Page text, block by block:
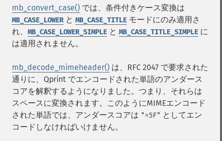
mb_convert_case() では、条件付きケース変換は
MB_CASE_LOWERと MB_CASE_TITLE モードにのみ適用さ
れ、 MB_CASE_LOWER_SIMPLE と MB_CASE_TITLE_SIMPLE に
は適用されません。
mb_decode_mimeheader() は、RFC 2047 で要求された
通りに、Qprint でエンコードされた単語のアンダース
コアを解釈するようになりました。つまり、それらは
スペースに変換されます。このようにMIMEエンコード
された単語では、アンダースコアは "=5F" としてエン
コードしなければいけません。